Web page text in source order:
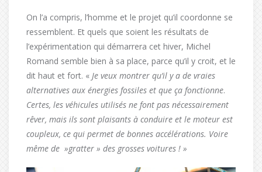
On l’a compris, l’homme et le projet qu’il coordonne se
ressemblent. Et quels que soient les résultats de
l’expérimentation qui démarrera cet hiver, Michel
Romand semble bien à sa place, parce qu’il y croit, et le
dit haut et fort. « Je veux montrer qu’il y a de vraies
alternatives aux énergies fossiles et que ça fonctionne.
Certes, les véhicules utilisés ne font pas nécessairement
rêver, mais ils sont plaisants à conduire et le moteur est
coupleux, ce qui permet de bonnes accélérations. Voire
même de »gratter » des grosses voitures ! »